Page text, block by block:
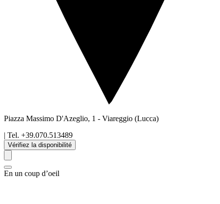
Piazza Massimo D'Azeglio, 1 - Viareggio (Lucca)
| Tel. +39.070.513489
Vérifiez la disponibilité
En un coup d’oeil